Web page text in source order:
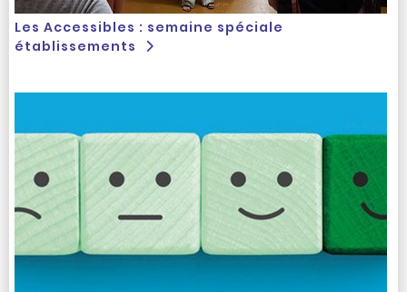
Les Accessibles : semaine spéciale
établissements